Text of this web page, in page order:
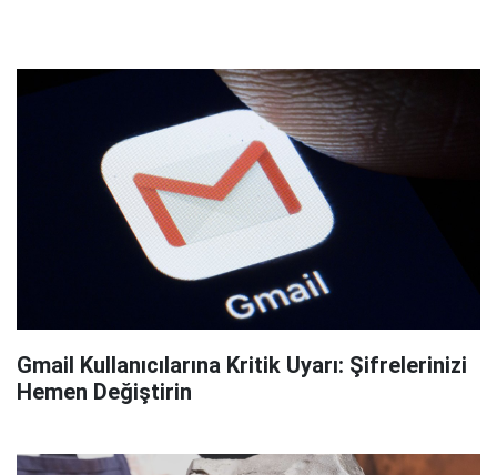
Gmail Kullanıcılarına Kritik Uyarı: Şifrelerinizi
Hemen Değiştirin